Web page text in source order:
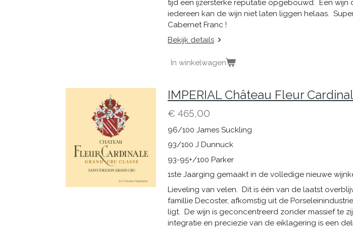
tijd een ijzersterke reputatie opgebouwd. Een wijn
iedereen kan de wijn niet laten liggen helaas.
Cabernet Franc !
Bekijk details
In winkelwagen
IMPERIAL Château Fleur
€ 465,00
96/100 James Suckling
93/100 J Dunnuck
93-95+/100 Parker
1ste Jaarging gemaakt in de volledige nieuwe
Lieveling van velen. Dit is één van de laatst
famillie Decoster, afkomstig uit de
ligt. De wijn is geconcentreerd zonder massief te
integratie en preciezie van de eiklagering is een